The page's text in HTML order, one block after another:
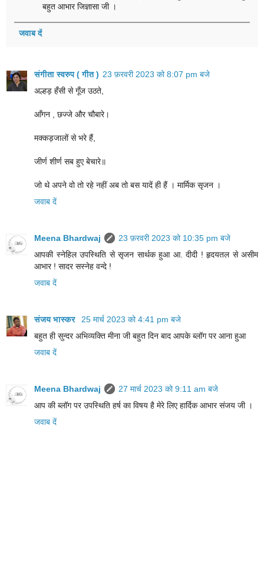
बहुत आभार जिज्ञासा जी ।
जवाब दें
संगीता स्वरुप ( गीत ) 23 फ़रवरी 2023 को 8:07 pm बजे
अल्हड़ हँसी से गूँज उठते,
आँगन , छज्जे और चौबारे।
मक्कड़जालों से भरे हैं,
जीर्ण शीर्ण सब हुए बेचारे॥
जो थे अपने वो तो रहे नहीं अब तो बस यादें ही हैं । मार्मिक सृजन ।
जवाब दें
Meena Bhardwaj
23 फ़रवरी 2023 को 10:35 pm बजे
आपकी स्नेहिल उपस्थिति से सृजन सार्थक हुआ आ. दीदी ! हृदयतल से असीम
आभार ! सादर सस्नेह वन्दे !
जवाब दें
संजय भास्‍कर
25 मार्च 2023 को 4:41 pm बजे
बहुत ही सुन्दर अभिव्यक्ति मीना जी बहुत दिन बाद आपके ब्लॉग पर आना हुआ
जवाब दें
Meena Bhardwaj
27 मार्च 2023 को 9:11 am बजे
आप की ब्लॉग पर उपस्थिति हर्ष का विषय है मेरे लिए हार्दिक आभार संजय जी ।
जवाब दें